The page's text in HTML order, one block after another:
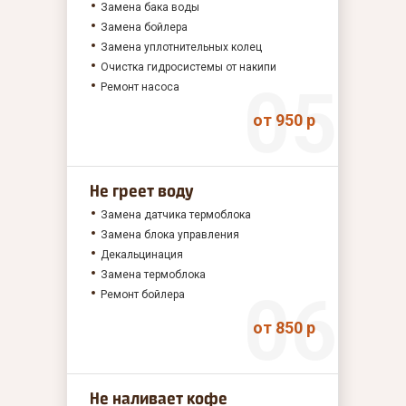
Замена бака воды
Замена бойлера
Замена уплотнительных колец
Очистка гидросистемы от накипи
Ремонт насоса
от 950 р
Не греет воду
Замена датчика термоблока
Замена блока управления
Декальцинация
Замена термоблока
Ремонт бойлера
от 850 р
Не наливает кофе